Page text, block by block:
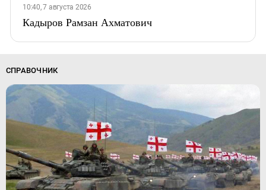
10:40, 7 августа 2026
Кадыров Рамзан Ахматович
СПРАВОЧНИК